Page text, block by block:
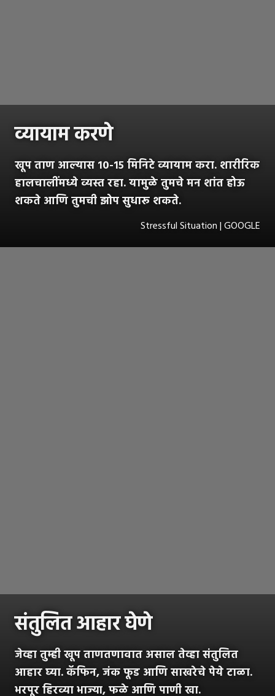
व्यायाम करणे
खूप ताण आल्यास १०-१५ मिनिटे व्यायाम करा. शारीरिक
हालचालींमध्ये व्यस्त रहा. यामुळे तुमचे मन शांत होऊ
शकते आणि तुमची झोप सुधारू शकते.
Stressful Situation | GOOGLE
संतुलित आहार घेणे
जेव्हा तुम्ही खूप ताणतणावात असाल तेव्हा संतुलित
आहार घ्या. कॅफिन, जंक फूड आणि साखरेचे पेये टाळा.
भरपूर हिरव्या भाज्या, फळे आणि पाणी खा.